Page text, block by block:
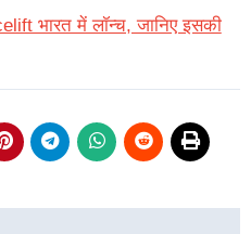
भारत में लॉन्च, जानिए इसकी